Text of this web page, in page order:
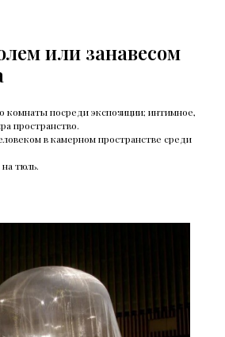
или занавесом
комнаты посреди экспозиции; интимное,
пространство.
в камерном пространстве среди
тюль.